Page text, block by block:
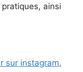
ainsi
sur instagram,